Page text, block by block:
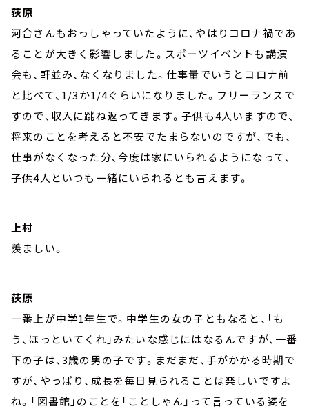
荻原
河合さんもおっしゃっていたように、やはりコロナ禍であ
ることが大きく影響しました。スポーツイベントも講演
会も、軒並み、なくなりました。仕事量でいうとコロナ前
と比べて、1/3か1/4ぐらいになりました。フリーランスで
すので、収入に跳ね返ってきます。子供も4人いますので、
将来のことを考えると不安でたまらないのですが、でも、
仕事がなくなった分、今度は家にいられるようになって、
子供4人といつも一緒にいられるとも言えます。
上村
羨ましい。
荻原
一番上が中学1年生で。中学生の女の子ともなると、「も
う、ほっといてくれ」みたいな感じにはなるんですが、一番
下の子は、3歳の男の子です。まだまだ、手がかかる時期で
すが、やっぱり、成長を毎日見られることは楽しいですよ
ね。「図書館」のことを「ことしゃん」って言っている姿を